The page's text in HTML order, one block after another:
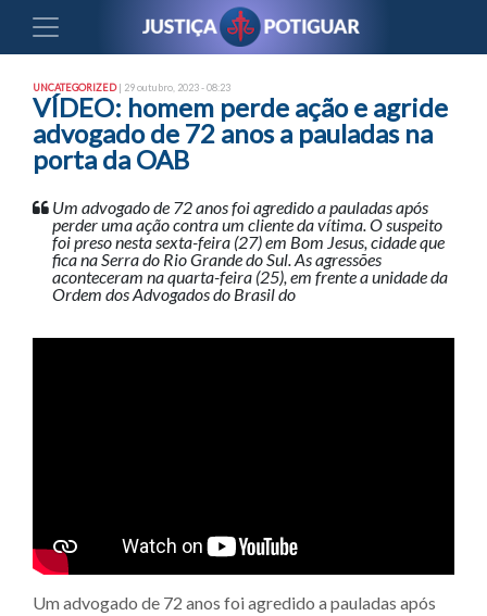
UNCATEGORIZED| 29 outubro, 2023 - 08:23
VÍDEO: homem perde ação e agride
advogado de 72 anos a pauladas na
porta da OAB
Um advogado de 72 anos foi agredido a pauladas após
perder uma ação contra um cliente da vítima. O suspeito
foi preso nesta sexta-feira (27) em Bom Jesus, cidade que
fica na Serra do Rio Grande do Sul. As agressões
aconteceram na quarta-feira (25), em frente a unidade da
Ordem dos Advogados do Brasil do
Um advogado de 72 anos foi agredido a pauladas após